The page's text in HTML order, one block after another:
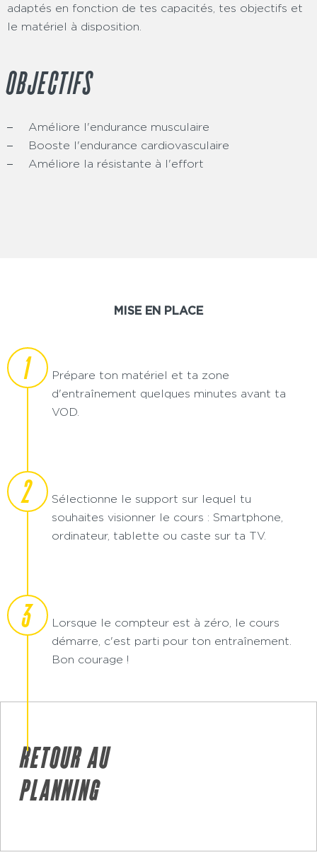
adaptés en fonction de tes capacités, tes objectifs et
le matériel à disposition.
OBJECTIFS
Améliore l'endurance musculaire
Booste l'endurance cardiovasculaire
Améliore la résistante à l'effort
MISE EN PLACE
1
Prépare ton matériel et ta zone
d'entraînement quelques minutes avant ta
VOD.
2
Sélectionne le support sur lequel tu
souhaites visionner le cours : Smartphone,
ordinateur, tablette ou caste sur ta TV.
3
Lorsque le compteur est à zéro, le cours
démarre, c'est parti pour ton entraînement.
Bon courage !
RETOUR AU
PLANNING